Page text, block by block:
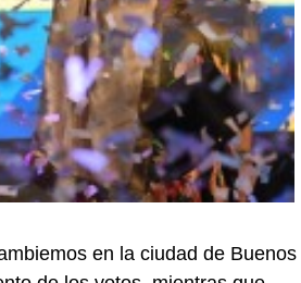
en la ciudad de Buenos